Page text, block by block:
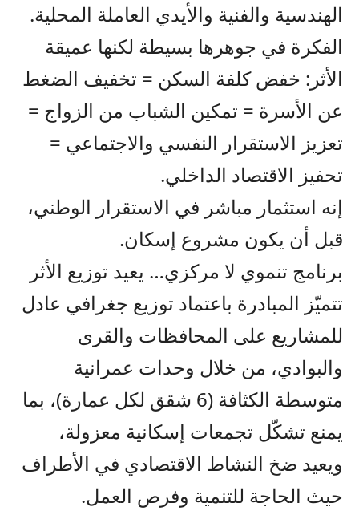
الهندسية والفنية والأيدي العاملة المحلية.
الفكرة في جوهرها بسيطة لكنها عميقة
الأثر: خفض كلفة السكن = تخفيف الضغط
عن الأسرة = تمكين الشباب من الزواج =
تعزيز الاستقرار النفسي والاجتماعي =
تحفيز الاقتصاد الداخلي.
إنه استثمار مباشر في الاستقرار الوطني،
قبل أن يكون مشروع إسكان.
برنامج تنموي لا مركزي… يعيد توزيع الأثر
تتميّز المبادرة باعتماد توزيع جغرافي عادل
للمشاريع على المحافظات والقرى
والبوادي، من خلال وحدات عمرانية
متوسطة الكثافة (6 شقق لكل عمارة)، بما
يمنع تشكّل تجمعات إسكانية معزولة،
ويعيد ضخ النشاط الاقتصادي في الأطراف
حيث الحاجة للتنمية وفرص العمل.